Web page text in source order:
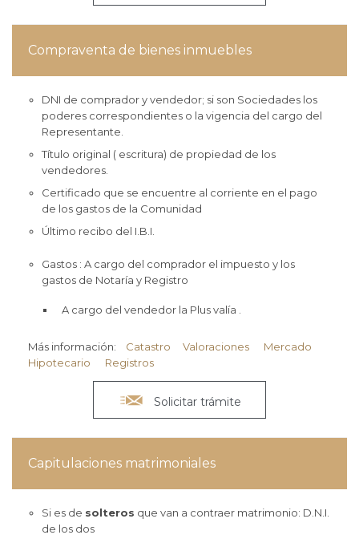
Compraventa de bienes inmuebles
DNI de comprador y vendedor; si son Sociedades los
poderes correspondientes o la vigencia del cargo del
Representante.
Título original ( escritura) de propiedad de los
vendedores.
Certificado que se encuentre al corriente en el pago
de los gastos de la Comunidad
Último recibo del I.B.I.
Gastos : A cargo del comprador el impuesto y los
gastos de Notaría y Registro
A cargo del vendedor la Plus valía .
Más información: Catastro Valoraciones
Mercado
Hipotecario
Registros
 Solicitar trámite
Capitulaciones matrimoniales
Si es de solteros que van a contraer matrimonio: D.N.I.
de los dos